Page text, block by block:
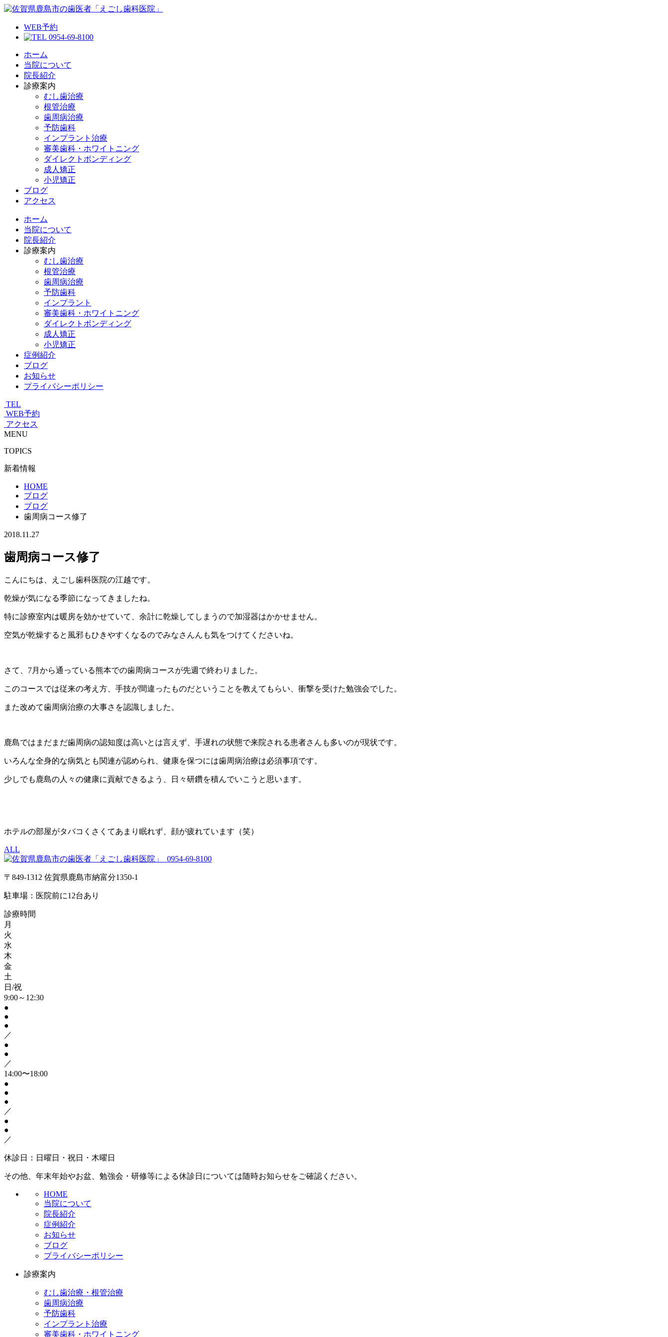
WEB予約
0954-69-8100
ホーム
当院について
院長紹介
診療案内
むし歯治療
根管治療
歯周病治療
予防歯科
インプラント治療
審美歯科・ホワイトニング
ダイレクトボンディング
成人矯正
小児矯正
ブログ
アクセス
ホーム
当院について
院長紹介
診療案内
むし歯治療
根管治療
歯周病治療
予防歯科
インプラント
審美歯科・ホワイトニング
ダイレクトボンディング
成人矯正
小児矯正
症例紹介
ブログ
お知らせ
プライバシーポリシー
TEL
WEB予約
アクセス
MENU
TOPICS
新着情報
HOME
ブログ
ブログ
歯周病コース修了
2018.11.27
歯周病コース修了
こんにちは、えごし歯科医院の江越です。
乾燥が気になる季節になってきましたね。
特に診療室内は暖房を効かせていて、余計に乾燥してしまうので加湿器はかかせません。
空気が乾燥すると風邪もひきやすくなるのでみなさんんも気をつけてくださいね。
さて、7月から通っている熊本での歯周病コースが先週で終わりました。
このコースでは従来の考え方、手技が間違ったものだということを教えてもらい、衝撃を受けた勉強会でした。
また改めて歯周病治療の大事さを認識しました。
鹿島ではまだまだ歯周病の認知度は高いとは言えず、手遅れの状態で来院される患者さんも多いのが現状です。
いろんな全身的な病気とも関連が認められ、健康を保つには歯周病治療は必須事項です。
少しでも鹿島の人々の健康に貢献できるよう、日々研鑽を積んでいこうと思います。
ホテルの部屋がタバコくさくてあまり眠れず、顔が疲れています（笑）
ALL
0954-69-8100
〒849-1312 佐賀県鹿島市納富分1350-1
駐車場：医院前に12台あり
診療時間
月
火
水
木
金
土
日/祝
9:00～12:30
●
●
●
／
●
●
／
14:00〜18:00
●
●
●
／
●
●
／
休診日：日曜日・祝日・木曜日
その他、年末年始やお盆、勉強会・研修等による休診日については随時お知らせをご確認ください。
HOME
当院について
院長紹介
症例紹介
お知らせ
ブログ
プライバシーポリシー
診療案内
むし歯治療・根管治療
歯周病治療
予防歯科
インプラント治療
審美歯科・ホワイトニング